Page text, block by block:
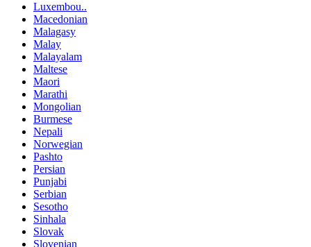
Luxembou..
Macedonian
Malagasy
Malay
Malayalam
Maltese
Maori
Marathi
Mongolian
Burmese
Nepali
Norwegian
Pashto
Persian
Punjabi
Serbian
Sesotho
Sinhala
Slovak
Slovenian